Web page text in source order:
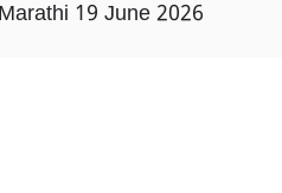
19 June 2026